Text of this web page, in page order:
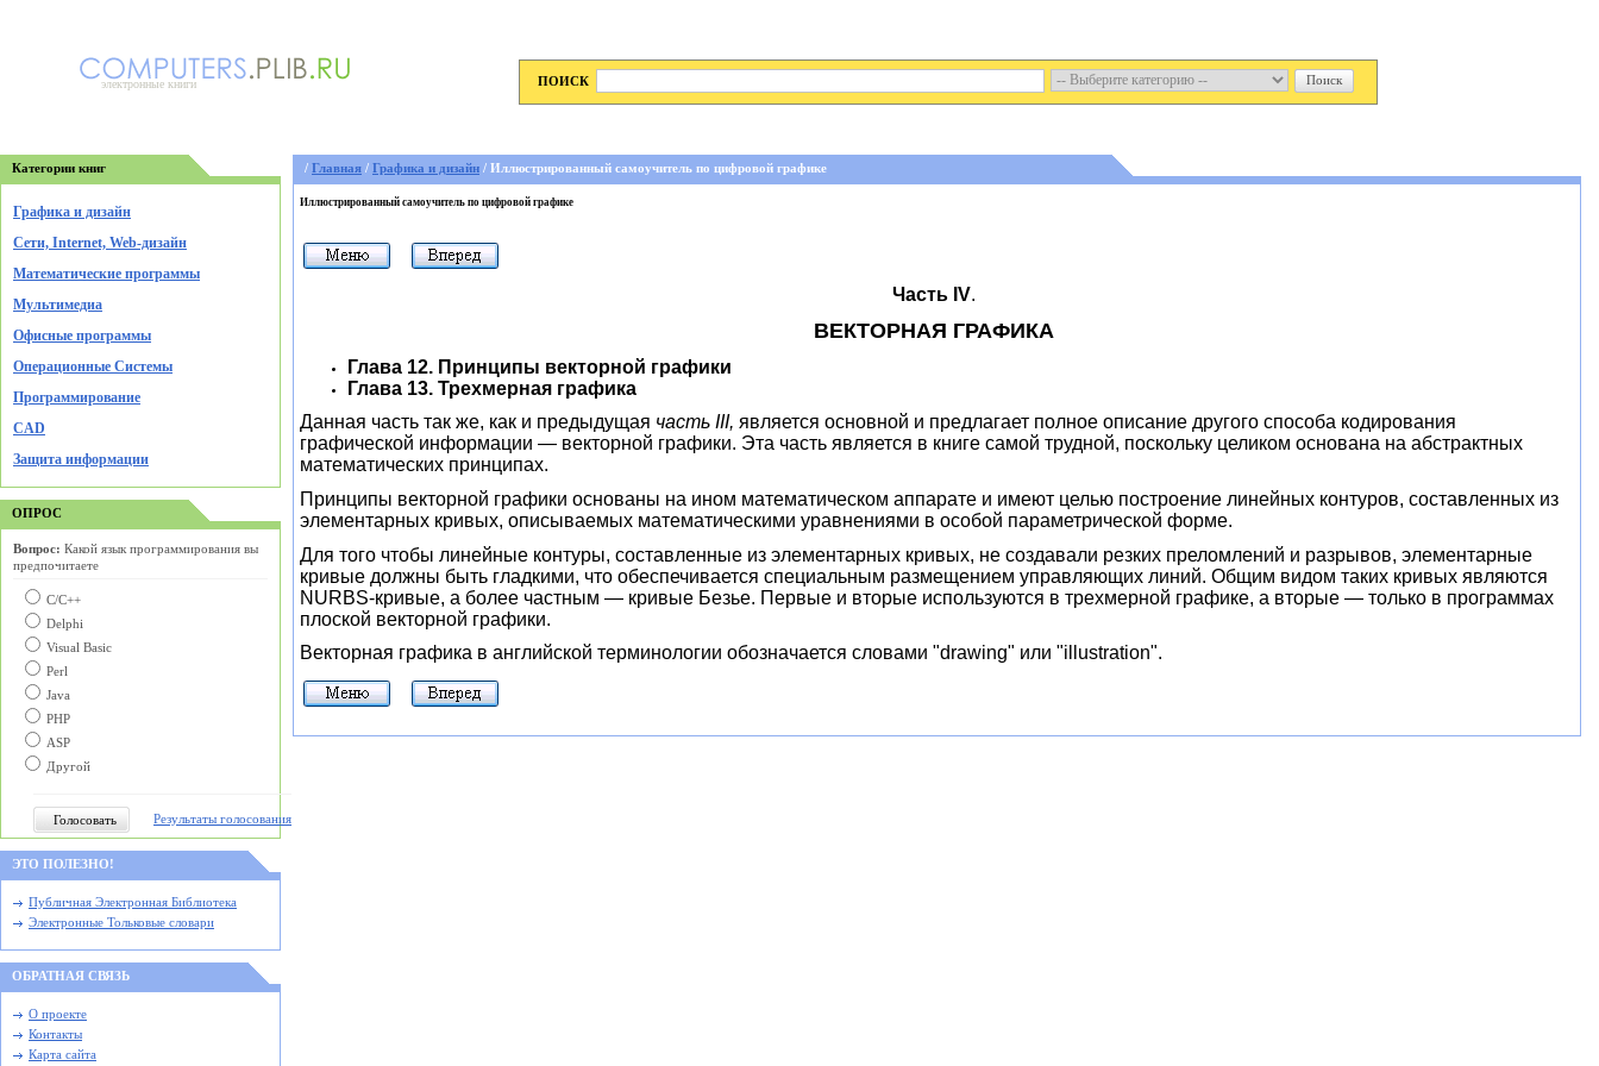
электронные книги ПОИСК
Категории книг
Графика и дизайн
Cети, Internet, Web-дизайн
Математические программы
Мультимедиа
Офисные программы
Операционные Системы
Программирование
CAD
Защита информации
ОПРОС
Вопрос: Какой язык программирования вы
предпочитаете
С/C++
Delphi
Visual Basic
Perl
Java
PHP
ASP
Другой
Результаты голосования
ЭТО ПОЛЕЗНО!
Публичная Электронная Библиотека
Электронные Тольковые словари
ОБРАТНАЯ СВЯЗЬ
О проекте
Контакты
Карта сайта
/ Главная / Графика и дизайн / Иллюстрированный самоучитель по цифровой графике
Иллюстрированный самоучитель по цифровой графике
Часть IV.
ВЕКТОРНАЯ ГРАФИКА
Глава 12. Принципы векторной графики
Глава 13. Трехмерная графика
Данная часть так же, как и предыдущая часть III, является основной и предлагает полное описание другого способа кодирования
графической информации — векторной графики. Эта часть является в книге самой трудной, поскольку целиком основана на абстрактных
математических принципах.
Принципы векторной графики основаны на ином математическом аппарате и имеют целью построение линейных контуров, составленных из
элементарных кривых, описываемых математическими уравнениями в особой параметрической форме.
Для того чтобы линейные контуры, составленные из элементарных кривых, не создавали резких преломлений и разрывов, элементарные
кривые должны быть гладкими, что обеспечивается специальным размещением управляющих линий. Общим видом таких кривых являются
NURBS-кривые, а более частным — кривые Безье. Первые и вторые используются в трехмерной графике, а вторые — только в программах
плоской векторной графики.
Векторная графика в английской терминологии обозначается словами "drawing" или "illustration".